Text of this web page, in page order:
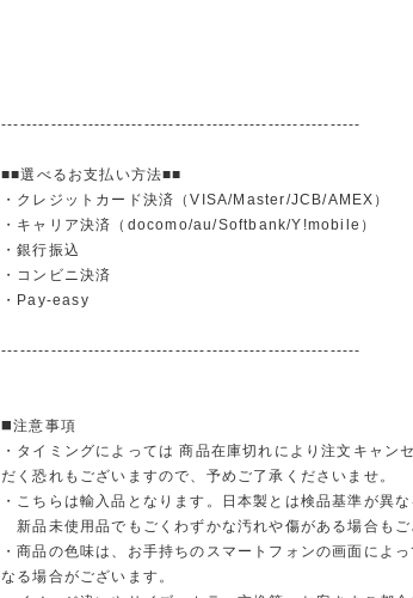
----------------------------------------------------------
■■選べるお支払い方法■■
・クレジットカード決済（VISA/Master/JCB/AMEX）
・キャリア決済（docomo/au/Softbank/Y!mobile）
・銀行振込
・コンビニ決済
・Pay-easy
----------------------------------------------------------
◼️注意事項
・タイミングによっては 商品在庫切れにより注文キャン
だく恐れもございますので、予めご了承くださいませ。
・こちらは輸入品となります。日本製とは検品基準が異な
新品未使用品でもごくわずかな汚れや傷がある場合もご
・商品の色味は、お手持ちのスマートフォンの画面によ
なる場合がございます。